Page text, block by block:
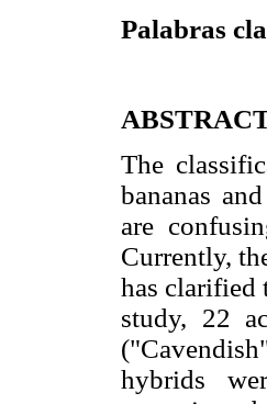
Palabras
The
bananas
are
Currently,
has clarified
study, 22
hybrids